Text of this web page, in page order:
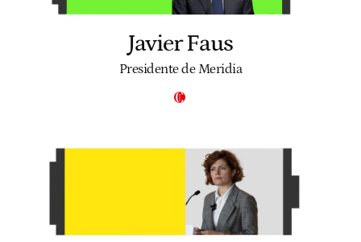
Javier Faus
Presidente de Meridia